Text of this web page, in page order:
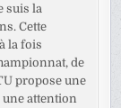
suis la
Cette
la fois
de
propose une
une attention